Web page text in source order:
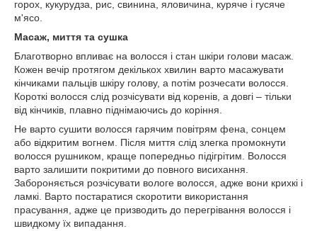
горох, кукурудза, рис, свинина, яловичина, куряче і гусяче
м'ясо.
Масаж, миття та сушка
Благотворно впливає на волосся і стан шкіри голови масаж.
Кожен вечір протягом декількох хвилин варто масажувати
кінчиками пальців шкіру голову, а потім розчесати волосся.
Короткі волосся слід розчісувати від коренів, а довгі – тільки
від кінчиків, плавно піднімаючись до коріння.
Не варто сушити волосся гарячим повітрям фена, сонцем
або відкритим вогнем. Після миття слід злегка промокнути
волосся рушником, краще попередньо підігрітим. Волосся
варто залишити покритими до повного висихання.
Забороняється розчісувати вологе волосся, адже вони крихкі і
ламкі. Варто постаратися скоротити використання
прасування, адже це призводить до перегрівання волосся і
швидкому їх випадання.